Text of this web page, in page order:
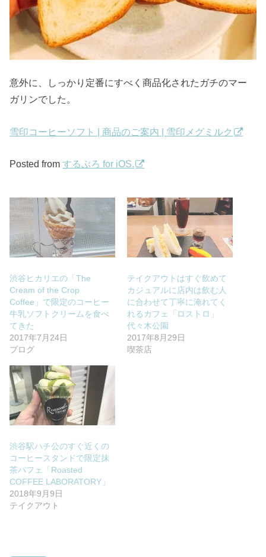
意外に、しっかり定番にすべく商品化されたガチのマー
ガリンでした。
雪印コーヒーソフト | 商品のご案内 | 雪印メグミルク
Posted fromするぷろ for iOS.
渋谷ヒカリエの「The
Cream of the Crop
Coffee」で限定のコーヒー
牛乳ソフトクリームを食べ
てきた
2017年7月24日
ブログ
テイクアウトはすぐ飲めて
カジュアルに店内は飲む人
に合わせて丁寧に淹れてく
れるカフェ「ロストロ」
代々木公園
2017年8月29日
喫茶店
渋谷駅ハチ公のすぐ近くの
コーヒースタンドで限定抹
茶パフェ「Roasted
COFFEE LABORATORY」
2018年9月9日
テイクアウト